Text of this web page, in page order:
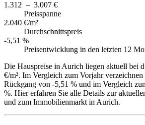
1.312 – 3.007 €
Preisspanne
2.040 €/m²
Durchschnittspreis
-5,51 %
Preisentwicklung in den letzten 12
Die Hauspreise in Aurich liegen aktuell bei
€/m². Im Vergleich zum Vorjahr verzeichnen
Rückgang von -5,51 % und im Vergleich
%. Hier erfahren Sie alle Details zur
und zum Immobilienmarkt in Aurich.